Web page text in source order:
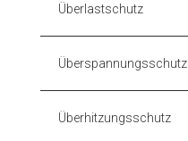
Überlastschutz
Überspannungsschutz
Überhitzungsschutz